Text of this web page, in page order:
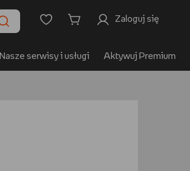
Zaloguj się
Nasze serwisy i usługi Aktywuj Premium